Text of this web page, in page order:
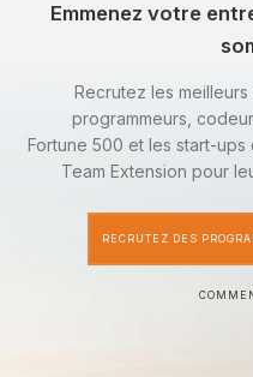
Emmenez votre
Recrutez les
programmeurs,
Fortune 500 et les start-
Team Extension pour
RECRUTEZ DES